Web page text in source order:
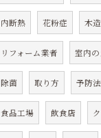
内断熱 花粉症 木造
リフォーム業者 室内
除菌 取り方 予防法
食品工場 飲食店